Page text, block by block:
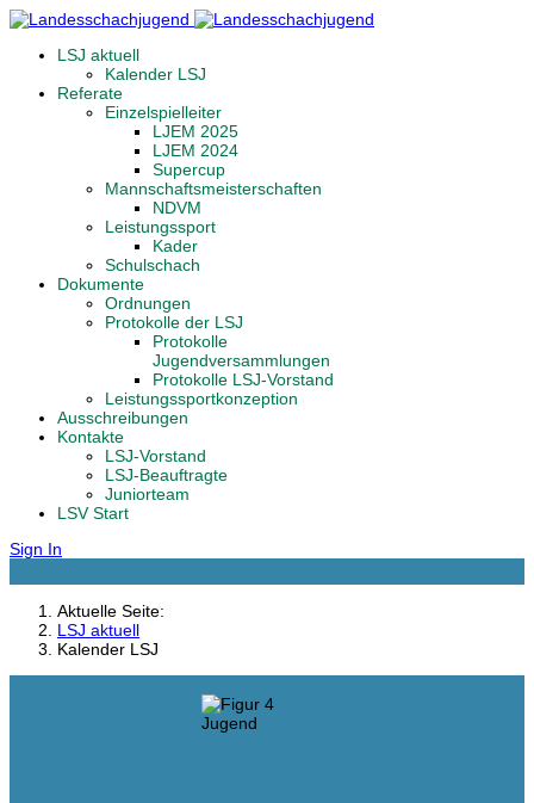
LSJ aktuell
Kalender LSJ
Referate
Einzelspielleiter
LJEM 2025
LJEM 2024
Supercup
Mannschaftsmeisterschaften
NDVM
Leistungssport
Kader
Schulschach
Dokumente
Ordnungen
Protokolle der LSJ
Protokolle
Jugendversammlungen
Protokolle LSJ-Vorstand
Leistungssportkonzeption
Ausschreibungen
Kontakte
LSJ-Vorstand
LSJ-Beauftragte
Juniorteam
LSV Start
Sign In
Aktuelle Seite:
LSJ aktuell
Kalender LSJ